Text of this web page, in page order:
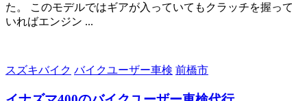
た。 このモデルではギアが入っていてもクラッチを握って
いればエンジン ...
スズキバイク バイクユーザー車検 前橋市